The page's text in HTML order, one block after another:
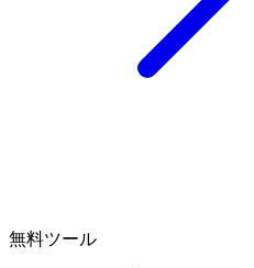
無料ツール